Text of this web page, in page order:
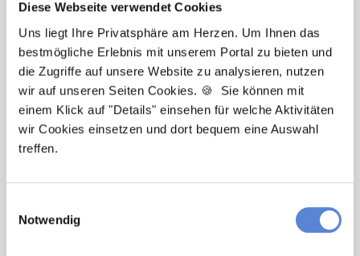
Diese Webseite verwendet Cookies
Uns liegt Ihre Privatsphäre am Herzen. Um Ihnen das
bestmögliche Erlebnis mit unserem Portal zu bieten und
die Zugriffe auf unsere Website zu analysieren, nutzen
wir auf unseren Seiten Cookies. 🍪 Sie können mit
einem Klick auf "Details" einsehen für welche Aktivitäten
wir Cookies einsetzen und dort bequem eine Auswahl
treffen.
Notwendig
Robert Braun
Ansprechpartner
Egal ob Berufsstart oder berufliche Veränderung –
ich begleite Sie auf dem Weg zu Ihrer neuen Stelle in
Fragen jederzeit gerne!
Jetzt zur kostenlosen Stellenanfrage